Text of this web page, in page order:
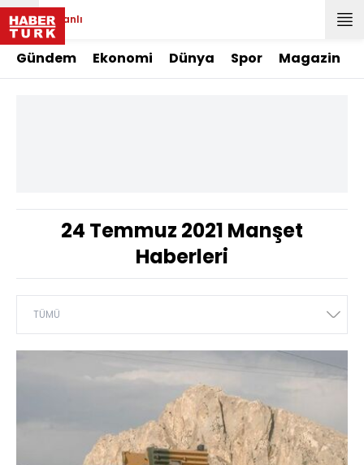
Canlı
Gündem Ekonomi Dünya Spor Magazin
24 Temmuz 2021 Manşet
Haberleri